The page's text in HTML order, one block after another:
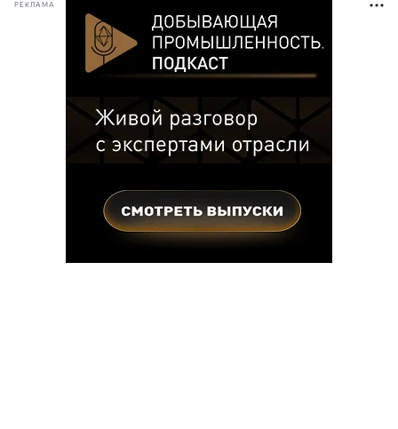
РЕКЛАМА